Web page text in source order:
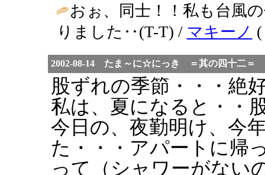
おぉ、同士！！私も台風
りました‥(T-T) / マキーノ
2002-08-14 たま～に☆にっき ＝其の四十二＝
股ずれの季節・・・絶
私は、夏になると・・
今日の、夜勤明け、今
た・・・アパートに帰
って（シャワーがない